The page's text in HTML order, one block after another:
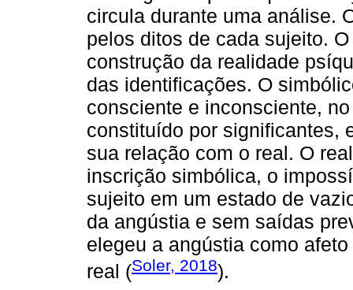
circula durante uma análise.
pelos ditos de cada sujeito.
construção da realidade
das identificações. O
consciente e inconsciente,
constituído por significantes,
sua relação com o real. O
inscrição simbólica, o
sujeito em um estado de
da angústia e sem saídas
elegeu a angústia como
real (Soler, 2018).